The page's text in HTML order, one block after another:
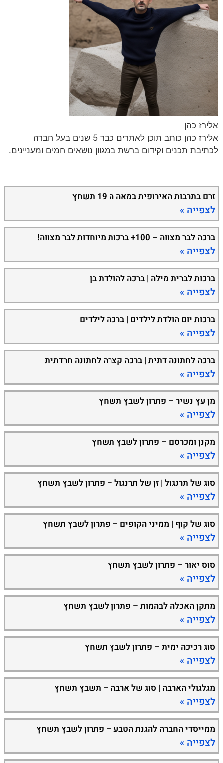
אלירז כהן
אלירז כהן כותב תוכן לאתרים כבר 5 שנים בעל חברה
לכתיבת תכנים וקידום ברשת במגוון נושאים חמים ומעניינים.
זרם בתרבות האירופית במאה ה 19 תשחץ
לצפייה »
ברכה לבר מצווה – 100+ ברכות מיוחדות לבר מצווה!
לצפייה »
ברכות לברית מילה | ברכה להולדת בן
לצפייה »
ברכות יום הולדת לילדים | ברכה לילדים
לצפייה »
ברכה לחתונה דתית | ברכה קצרה לחתונה חרדתית
לצפייה »
מן עץ נשיר – פתרון לשבץ תשחץ
לצפייה »
מקנן ומכרסם – פתרון לשבץ תשחץ
לצפייה »
סוג של תרנגול | זן של תרנגול – פתרון לשבץ תשחץ
לצפייה »
סוג של קוף | ממיני הקופים – פתרון לשבץ תשחץ
לצפייה »
סוס יאור – פתרון לשבץ תשחץ
לצפייה »
מתקן האכלה לבהמות – פתרון לשבץ תשחץ
לצפייה »
סוג רכיכה ימית – פתרון לשבץ תשחץ
לצפייה »
מגלגולי הארבה | סוג של ארבה – תשבץ תשחץ
לצפייה »
ממייסדי החברה להגנת הטבע – פתרון לשבץ תשחץ
לצפייה »